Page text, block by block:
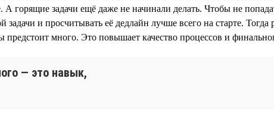
горящие задачи ещё даже не начинали делать. Чтобы не
и просчитывать её дедлайн лучше всего на старте.
много. Это повышает качество процессов и
— это навык,